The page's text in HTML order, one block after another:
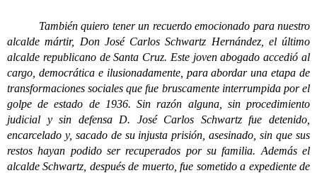
También quiero tener un recuerdo emocionado para nuestro
alcalde mártir, Don José Carlos Schwartz Hernández, el último
alcalde republicano de Santa Cruz. Este joven abogado accedió al
cargo, democrática e ilusionadamente, para abordar una etapa de
transformaciones sociales que fue bruscamente interrumpida por el
golpe de estado de 1936. Sin razón alguna, sin procedimiento
judicial y sin defensa D. José Carlos Schwartz fue detenido,
encarcelado y, sacado de su injusta prisión, asesinado, sin que sus
restos hayan podido ser recuperados por su familia. Además el
alcalde Schwartz, después de muerto, fue sometido a expediente de